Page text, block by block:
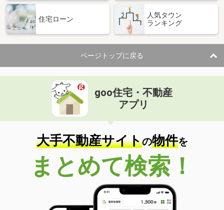
住宅ローン
人気タウン
ランキング
ページトップに戻る
goo住宅・不動産
アプリ
大手不動産サイトの物件を
まとめて検索！